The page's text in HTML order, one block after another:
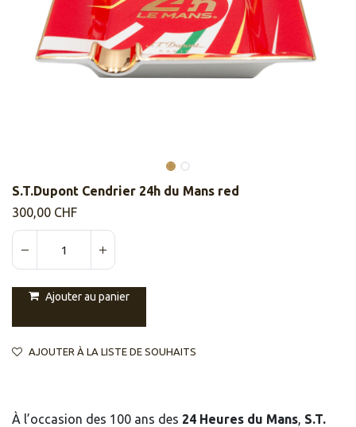
S.T.Dupont Cendrier 24h du Mans red
300,00 CHF
Ajouter au panier
AJOUTER À LA LISTE DE SOUHAITS
À l’occasion des 100 ans des 24 Heures du Mans, S.T.